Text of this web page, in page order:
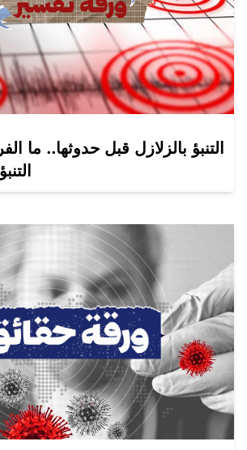
التنبؤ بالزلازل قبل حدوثها.. ما